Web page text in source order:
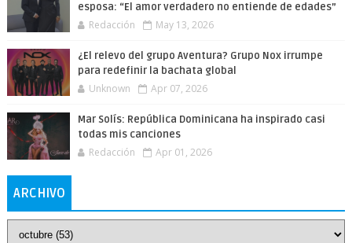
esposa: “El amor verdadero no entiende de edades”
Redacción May 13, 2026
¿El relevo del grupo Aventura? Grupo Nox irrumpe
para redefinir la bachata global
Unknown Apr 07, 2026
Mar Solís: República Dominicana ha inspirado casi
todas mis canciones
Redacción Apr 01, 2026
ARCHIVO